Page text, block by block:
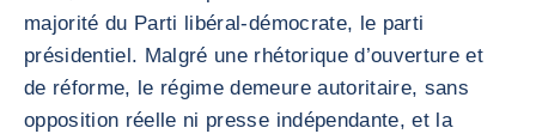
majorité du Parti libéral-démocrate, le parti
présidentiel. Malgré une rhétorique d’ouverture et
de réforme, le régime demeure autoritaire, sans
opposition réelle ni presse indépendante, et la